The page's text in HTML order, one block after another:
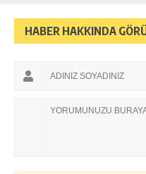
HABER HAKKINDA